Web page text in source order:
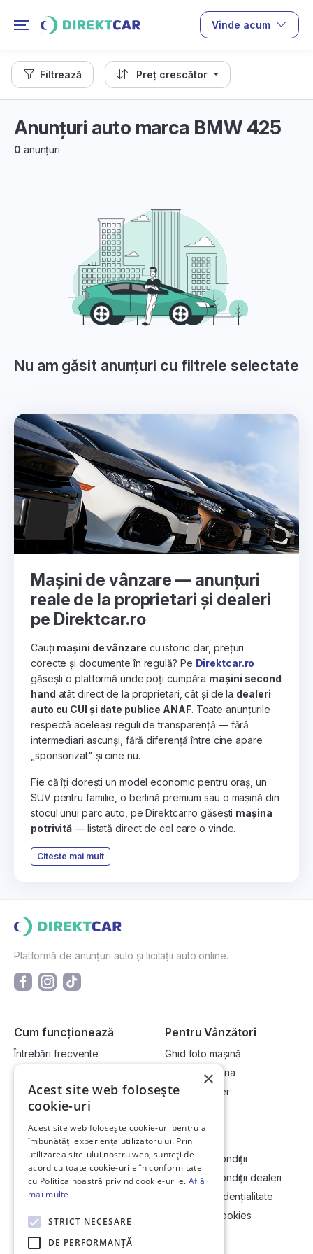
Vinde acum
Filtrează Preț crescător
Anunțuri auto marca BMW 425
0 anunțuri
Nu am găsit anunțuri cu filtrele selectate
Mașini de vânzare — anunțuri
reale de la proprietari și dealeri
pe Direktcar.ro
Cauți mașini de vânzare cu istoric clar, prețuri
corecte și documente în regulă? Pe Direktcar.ro
găsești o platformă unde poți cumpăra mașini second
hand atât direct de la proprietari, cât și de la dealeri
auto cu CUI și date publice ANAF. Toate anunțurile
respectă aceleași reguli de transparență — fără
intermediari ascunși, fără diferență între cine apare
„sponsorizat" și cine nu.
Fie că îți dorești un model economic pentru oraș, un
SUV pentru familie, o berlină premium sau o mașină din
stocul unui parc auto, pe Direktcar.ro găsești mașina
potrivită — listată direct de cel care o vinde.
Citeste mai mult
Platformă de anunțuri auto și licitații auto online.
Cum funcționează
Întrebări frecvente
Cum vând la licitație?
Pentru Vânzători
Ghid foto mașină
Vinde-ți mașina
Devino dealer
Link-uri utile
Informații utile vizionare
Contact
Soluționarea Online a litigiilor
ANCP
Compania
Termeni și condiții
Termeni și condiții dealeri
Politică confidențialitate
Politica de cookies
×
Acest site web folosește
cookie-uri
Acest site web folosește cookie-uri pentru a
îmbunătăți experiența utilizatorului. Prin
utilizarea site-ului nostru web, sunteți de
acord cu toate cookie-urile în conformitate
cu Politica noastră privind cookie-urile. Află
mai multe
STRICT NECESARE
DE PERFORMANȚĂ